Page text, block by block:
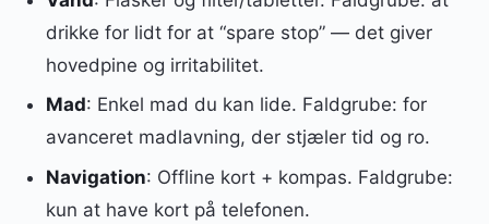
drikke for lidt for at “spare stop” — det giver
hovedpine og irritabilitet.
Mad: Enkel mad du kan lide. Faldgrube: for
avanceret madlavning, der stjæler tid og ro.
Navigation: Offline kort + kompas. Faldgrube:
kun at have kort på telefonen.